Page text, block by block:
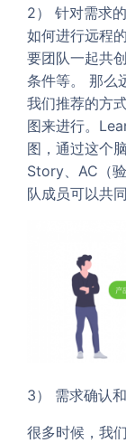
2） 针对需求
如何进行远程
要团队一起共
条件等。 那么
我们推荐的方
图来进行。
图，通过这个
Story、AC（
队成员可以共
3） 需求确认
很多时候，我